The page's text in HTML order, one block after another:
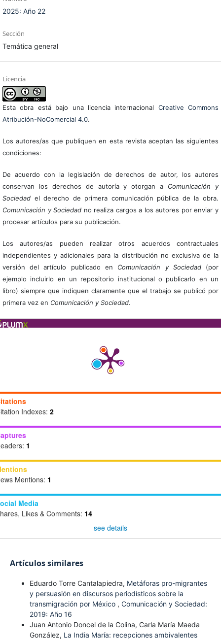
2025: Año 22
Sección
Temática general
Licencia
Esta obra está bajo una licencia internacional Creative Commons
Atribución-NoComercial 4.0.
Los autores/as que publiquen en esta revista aceptan las siguientes
condiciones:
De acuerdo con la legislación de derechos de autor, los autores
conservan los derechos de autoría y otorgan a Comunicación y
Sociedadel derecho de primera comunicación pública de la obra.
Comunicación y Sociedad no realiza cargos a los autores por enviar y
procesar artículos para su publicación.
Los autores/as pueden realizar otros acuerdos contractuales
independientes y adicionales para la distribución no exclusiva de la
versión del artículo publicado en Comunicación y Sociedad(por
ejemplo incluirlo en un repositorio institucional o publicarlo en un
libro) siempre que indiquen claramente que el trabajo se publicó por
primera vez en Comunicación y Sociedad.
Indexes: 2
1
Mentions: 1
Media
Likes & Comments: 14
see details
Artículos similares
Eduardo Torre Cantalapiedra, Metáforas pro-migrantes
y persuasión en discursos periodísticos sobre la
transmigración por México , Comunicación y Sociedad:
2019: Año 16
Juan Antonio Doncel de la Colina, Carla María Maeda
González, La India María: recepciones ambivalentes